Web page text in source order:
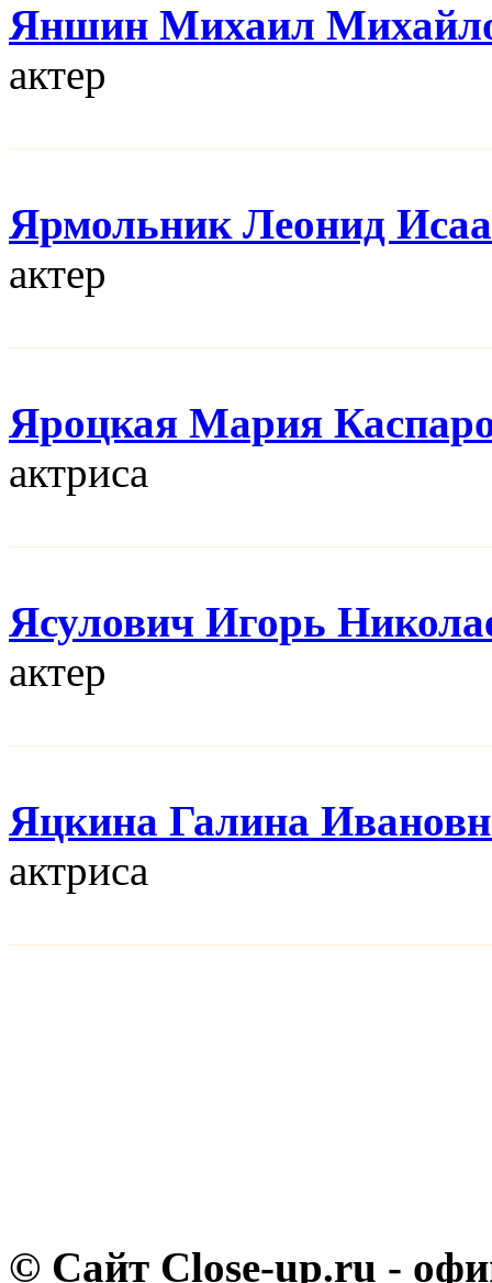
Яншин Михаил
актер
Ярмольник Леонид
актер
Яроцкая Мария
актриса
Ясулович Игорь
актер
Яцкина Галина
актриса
© Сайт Close-up.ru -